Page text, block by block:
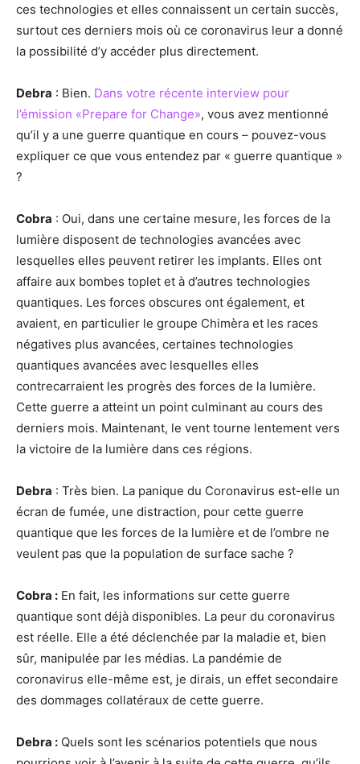
ces technologies et elles connaissent un certain succès,
surtout ces derniers mois où ce coronavirus leur a donné
la possibilité d’y accéder plus directement.
Debra : Bien. Dans votre récente interview pour
l’émission «Prepare for Change», vous avez mentionné
qu’il y a une guerre quantique en cours – pouvez-vous
expliquer ce que vous entendez par « guerre quantique »
?
Cobra : Oui, dans une certaine mesure, les forces de la
lumière disposent de technologies avancées avec
lesquelles elles peuvent retirer les implants. Elles ont
affaire aux bombes toplet et à d’autres technologies
quantiques. Les forces obscures ont également, et
avaient, en particulier le groupe Chimèra et les races
négatives plus avancées, certaines technologies
quantiques avancées avec lesquelles elles
contrecarraient les progrès des forces de la lumière.
Cette guerre a atteint un point culminant au cours des
derniers mois. Maintenant, le vent tourne lentement vers
la victoire de la lumière dans ces régions.
Debra : Très bien. La panique du Coronavirus est-elle un
écran de fumée, une distraction, pour cette guerre
quantique que les forces de la lumière et de l’ombre ne
veulent pas que la population de surface sache ?
Cobra : En fait, les informations sur cette guerre
quantique sont déjà disponibles. La peur du coronavirus
est réelle. Elle a été déclenchée par la maladie et, bien
sûr, manipulée par les médias. La pandémie de
coronavirus elle-même est, je dirais, un effet secondaire
des dommages collatéraux de cette guerre.
Debra : Quels sont les scénarios potentiels que nous